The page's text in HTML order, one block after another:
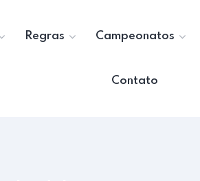
Regras Campeonatos
Contato